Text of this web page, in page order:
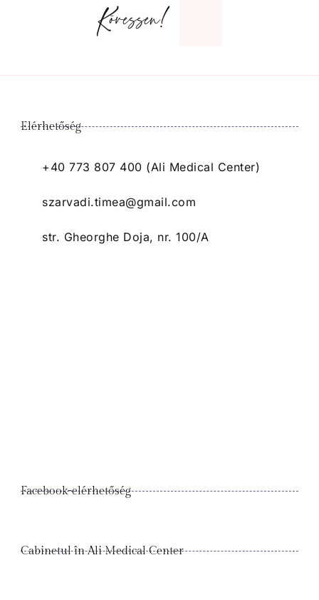
Kövessen!
Elérhetőség
+40 773 807 400 (Ali Medical Center)
szarvadi.timea@gmail.com
str. Gheorghe Doja, nr. 100/A
Facebook-elérhetőség
Cabinetul în Ali Medical Center